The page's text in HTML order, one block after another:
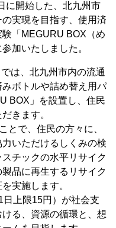
に開始した、北九州市
実現を目指す、使用済
「MEGURU BOX（め
加いたしました。
は、北九州市内の流通
ボトルや詰め替え用パ
BOX」を設置し、住民
きます。
とで、住民の方々に、
いただけるしくみの検
チックの水平リサイク
品に再生するリサイク
実施します。
日上限15円）が社会支
る、資源の循環と、想